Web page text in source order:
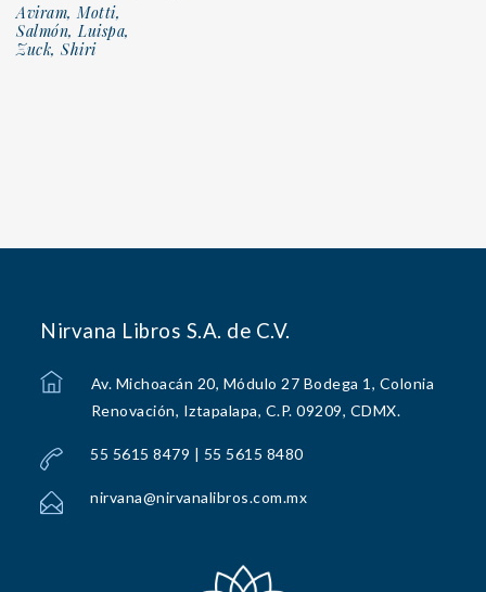
Aviram, Motti,
Salmón, Luispa,
Zuck, Shiri
Nirvana Libros S.A. de C.V.
Av. Michoacán 20, Módulo 27 Bodega 1, Colonia
Renovación, Iztapalapa, C.P. 09209, CDMX.
55 5615 8479 | 55 5615 8480
nirvana@nirvanalibros.com.mx